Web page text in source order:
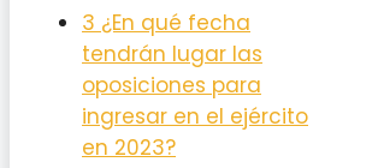
3 ¿En qué fecha
tendrán lugar las
oposiciones para
ingresar en el ejército
en 2023?